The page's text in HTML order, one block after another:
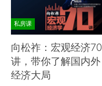
私房课
向松祚：宏观经济70
讲，带你了解国内外
经济大局